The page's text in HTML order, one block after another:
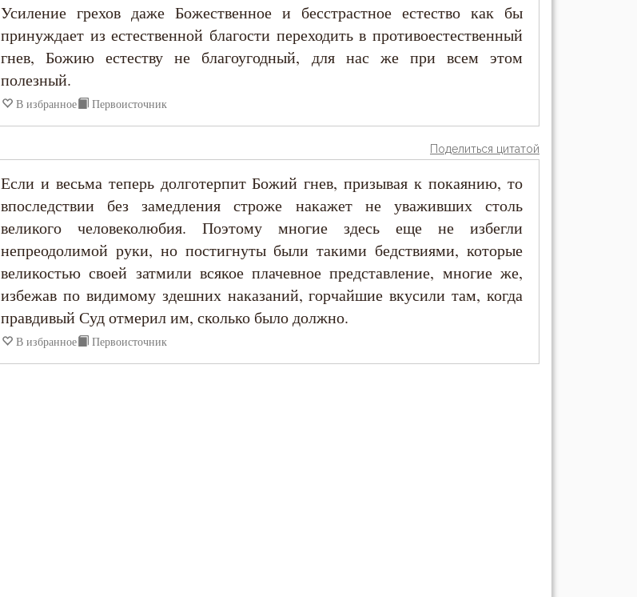
Усиление грехов даже Божественное и бесстрастное естество как бы
принуждает из естественной благости переходить в противоестественный
гнев, Божию естеству не благоугодный, для нас же при всем этом
полезный.
В избранное Первоисточник
Поделиться цитатой
Если и весьма теперь долготерпит Божий гнев, призывая к покаянию, то
впоследствии без замедления строже накажет не уваживших столь
великого человеколюбия. Поэтому многие здесь еще не избегли
непреодолимой руки, но постигнуты были такими бедствиями, которые
великостью своей затмили всякое плачевное представление, многие же,
избежав по видимому здешних наказаний, горчайшие вкусили там, когда
правдивый Суд отмерил им, сколько было должно.
В избранное Первоисточник